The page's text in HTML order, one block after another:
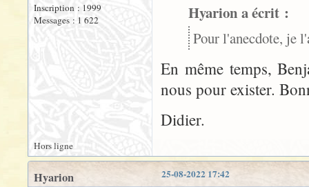
Inscription : 1999
Messages : 1 622
Hyarion a écrit :
Pour l'anecdote, je
En même temps,
nous pour exister.
Didier.
Hors ligne
25-08-2022 17:42
Hyarion